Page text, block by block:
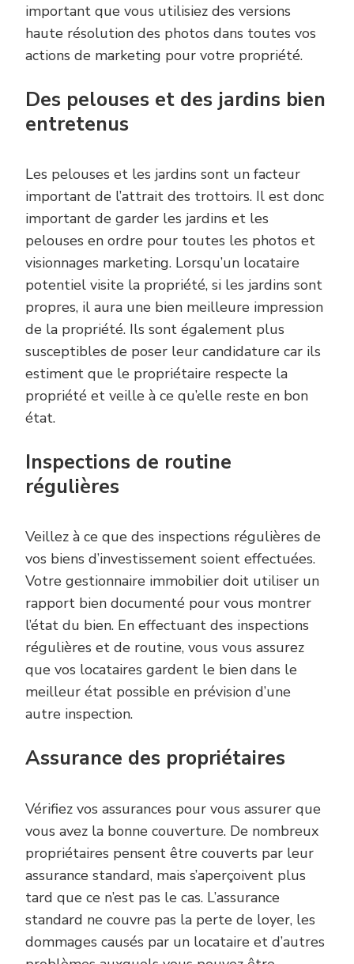
important que vous utilisiez des versions
haute résolution des photos dans toutes vos
actions de marketing pour votre propriété.
Des pelouses et des jardins bien
entretenus
Les pelouses et les jardins sont un facteur
important de l’attrait des trottoirs. Il est donc
important de garder les jardins et les
pelouses en ordre pour toutes les photos et
visionnages marketing. Lorsqu’un locataire
potentiel visite la propriété, si les jardins sont
propres, il aura une bien meilleure impression
de la propriété. Ils sont également plus
susceptibles de poser leur candidature car ils
estiment que le propriétaire respecte la
propriété et veille à ce qu’elle reste en bon
état.
Inspections de routine
régulières
Veillez à ce que des inspections régulières de
vos biens d’investissement soient effectuées.
Votre gestionnaire immobilier doit utiliser un
rapport bien documenté pour vous montrer
l’état du bien. En effectuant des inspections
régulières et de routine, vous vous assurez
que vos locataires gardent le bien dans le
meilleur état possible en prévision d’une
autre inspection.
Assurance des propriétaires
Vérifiez vos assurances pour vous assurer que
vous avez la bonne couverture. De nombreux
propriétaires pensent être couverts par leur
assurance standard, mais s’aperçoivent plus
tard que ce n’est pas le cas. L’assurance
standard ne couvre pas la perte de loyer, les
dommages causés par un locataire et d’autres